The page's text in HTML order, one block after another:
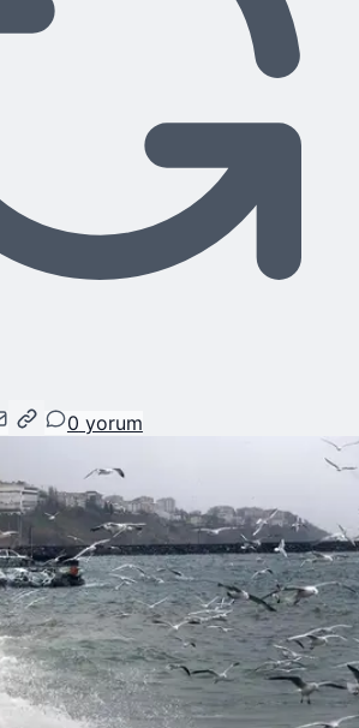
0 yorum